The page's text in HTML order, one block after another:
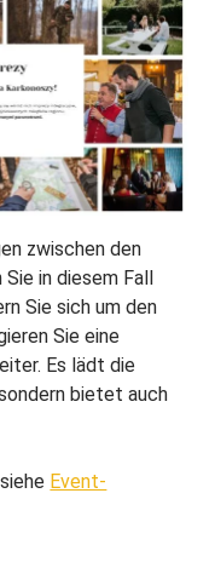
zwischen den
in diesem Fall
Sie sich um den
Sie eine
Es lädt die
bietet auch
Event-